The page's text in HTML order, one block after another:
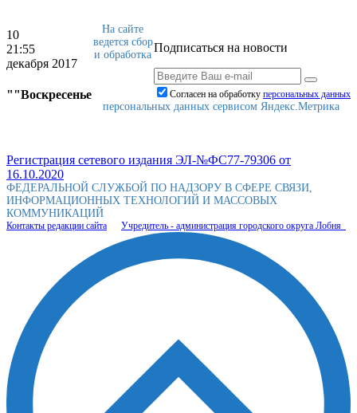
10
21:55
декабря 2017
""Воскресенье
Подписаться на новости
Согласен на обработку персональныx данных
На сайте
ведется сбор
и обработка
персональных данных сервисом Яндекс.Метрика
Регистрация сетевого издания ЭЛ-№ФС77-79306 от
16.10.2020
ФЕДЕРАЛЬНОЙ СЛУЖБОЙ ПО НАДЗОРУ В СФЕРЕ СВЯЗИ,
ИНФОРМАЦИОННЫХ ТЕХНОЛОГИЙ И МАССОВЫХ
КОММУНИКАЦИЙ
Контакты редакции сайта Учредитель - администрация городского округа Лобня